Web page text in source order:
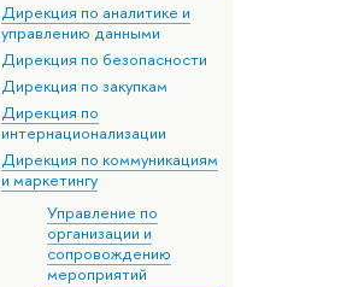
Дирекция по аналитике и
управлению данными
Дирекция по безопасности
Дирекция по закупкам
Дирекция по
интернационализации
Дирекция по коммуникациям
и маркетингу
Управление по
организации и
сопровождению
мероприятий